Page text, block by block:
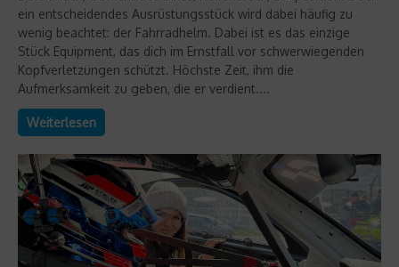
ein entscheidendes Ausrüstungsstück wird dabei häufig zu
wenig beachtet: der Fahrradhelm. Dabei ist es das einzige
Stück Equipment, das dich im Ernstfall vor schwerwiegenden
Kopfverletzungen schützt. Höchste Zeit, ihm die
Aufmerksamkeit zu geben, die er verdient....
Weiterlesen